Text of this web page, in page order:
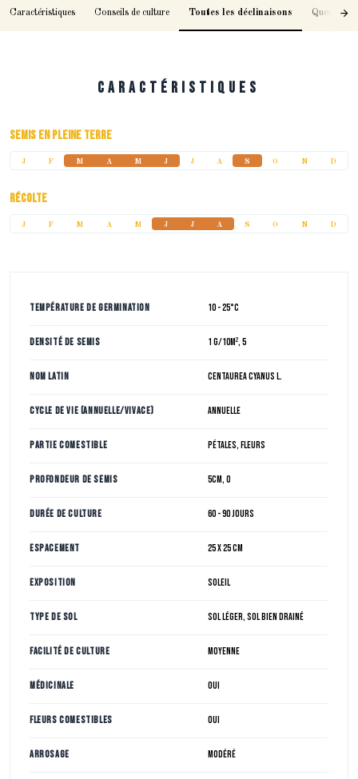
Caractéristiques Conseils de culture Toutes les déclinaisons Questions
Caractéristiques
Semis en pleine terre
J F M A M J J A S O N D
Récolte
J F M A M J J A S O N D
Température de germination 10 - 25°C
Densité de semis 1 g/10m², 5
Nom Latin Centaurea cyanus L.
Cycle de vie (annuelle/vivace) Annuelle
Partie comestible Pétales, Fleurs
Profondeur de semis 5cm, 0
Durée de culture 60 - 90 jours
Espacement 25 x 25 cm
Exposition Soleil
Type de sol Sol léger, Sol bien drainé
Facilité de culture Moyenne
Médicinale Oui
Fleurs comestibles Oui
Arrosage Modéré